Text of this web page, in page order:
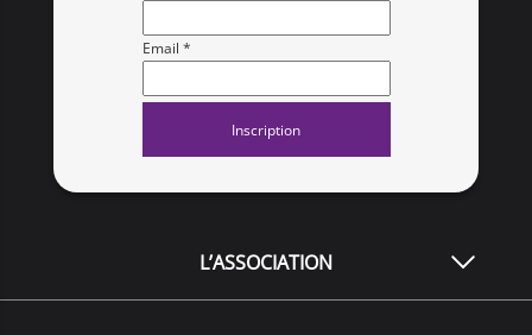
Email *
L’ASSOCIATION